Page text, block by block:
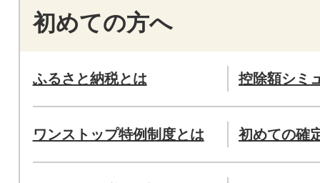
初めての方へ
ふるさと納税とは 控除額シミ
ワンストップ特例制度とは 初めての確